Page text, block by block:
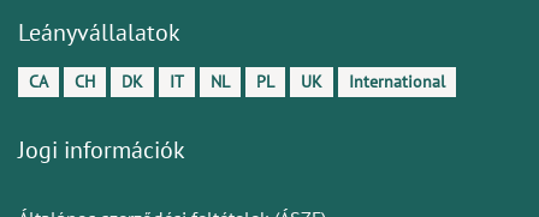
Leányvállalatok
CA CH DK IT NL PL UK International
Jogi információk